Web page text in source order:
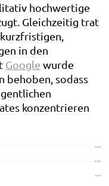
hochwertige
Gleichzeitig trat
in den
Google wurde
behoben, sodass
konzentrieren